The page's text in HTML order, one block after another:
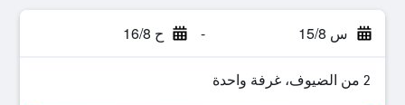
س 15/8 - ح 16/8
2 من الضيوف، غرفة واحدة